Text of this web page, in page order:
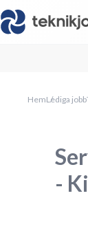
HemLediga jobb
-